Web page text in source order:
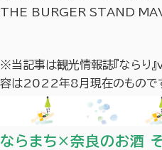
THE BURGER STAND
※当記事は観光情報誌『ならり
容は2022年8月現在のもので
ならまち×奈良のお酒